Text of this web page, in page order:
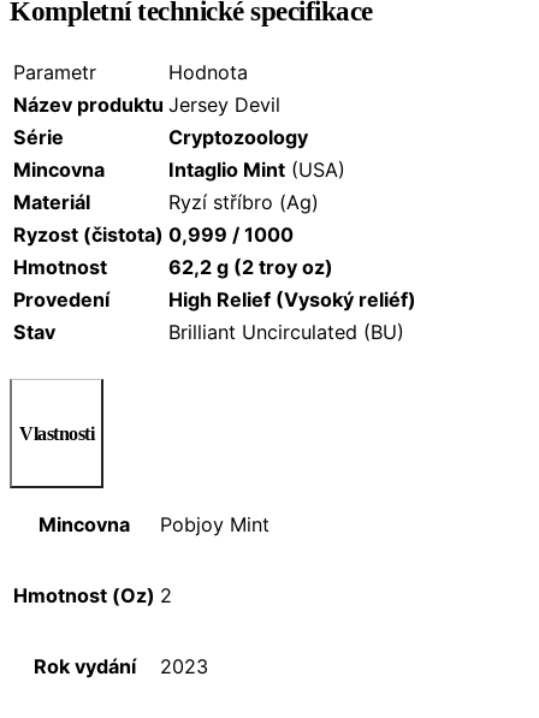
Kompletní technické specifikace
Parametr
Hodnota
Název produktu Jersey Devil
Série
Cryptozoology
Mincovna
Intaglio Mint (USA)
Materiál
Ryzí stříbro (Ag)
Ryzost (čistota) 0,999 / 1000
Hmotnost
62,2 g (2 troy oz)
Provedení
High Relief (Vysoký reliéf)
Stav
Brilliant Uncirculated (BU)
Vlastnosti
Mincovna Pobjoy Mint
Hmotnost (Oz) 2
Rok vydání 2023